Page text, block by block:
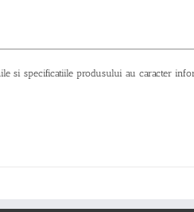
si specificatiile produsului au caracter